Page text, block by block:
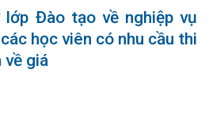
lớp Đào tạo về nghiệp vụ
học viên có nhu cầu thi
về giá